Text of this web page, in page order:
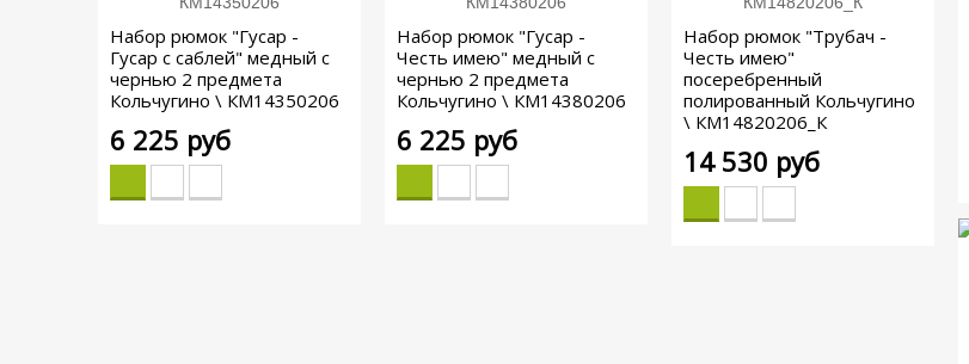
Набор рюмок "Гусар -
Гусар с саблей" медный с
чернью 2 предмета
Кольчугино \ КМ14350206
6 225 руб
Набор рюмок "Гусар -
Честь имею" медный с
чернью 2 предмета
Кольчугино \ КМ14380206
6 225 руб
Набор рюмок "Трубач -
Честь имею"
посеребренный
полированный Кольчугино
\ КМ14820206_К
14 530 руб